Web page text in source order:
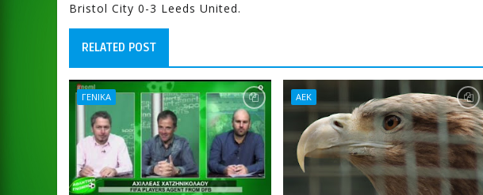
Bristol City 0-3 Leeds United.
RELATED POST
ΓΕΝΙΚΑ ΑΕΚ